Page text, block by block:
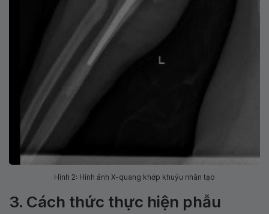
Hình 2: Hình ảnh X-quang khớp khuỷu nhân tạo
3. Cách thức thực hiện phẫu